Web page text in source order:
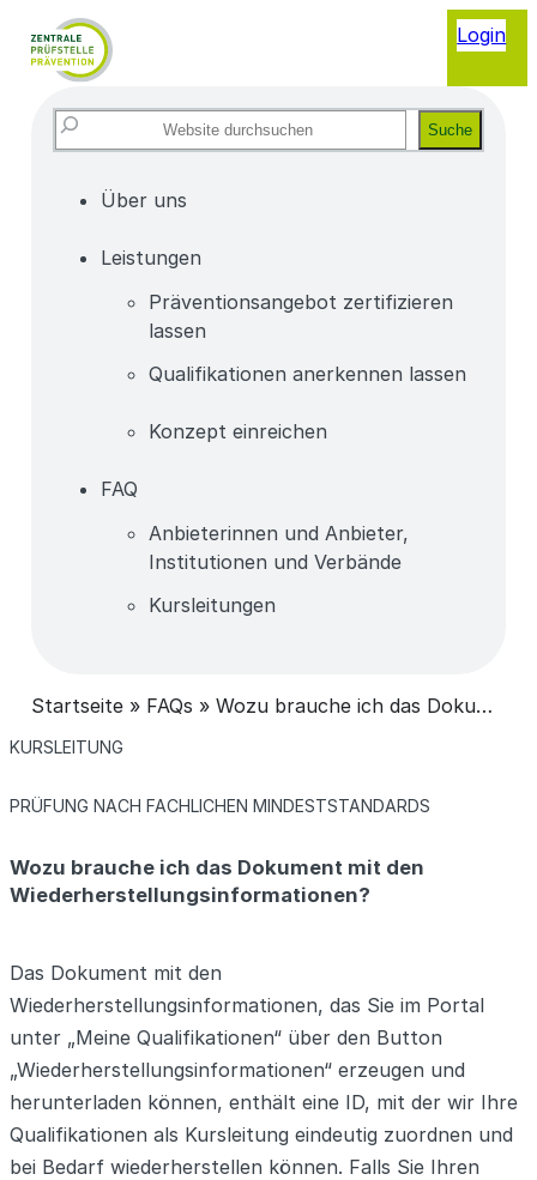
Website
durchsuchen
Suche
Über uns
Leistungen
Präventionsangebot zertifizieren
lassen
Qualifikationen anerkennen lassen
Konzept einreichen
FAQ
Anbieterinnen und Anbieter,
Institutionen und Verbände
Kursleitungen
Login
Startseite» FAQs » Wozu brauche ich das Dokument mit den Wiederherstellungsinformationen?
KATEGORIEN
KURSLEITUNG
KATEGORIEN
PRÜFUNG NACH FACHLICHEN MINDESTSTANDARDS
Wozu brauche ich das Dokument mit den
Wiederherstellungsinformationen?
Das Dokument mit den
Wiederherstellungsinformationen, das Sie im Portal
unter „Meine Qualifikationen“ über den Button
„Wiederherstellungsinformationen“ erzeugen und
herunterladen können, enthält eine ID, mit der wir Ihre
Qualifikationen als Kursleitung eindeutig zuordnen und
bei Bedarf wiederherstellen können. Falls Sie Ihren